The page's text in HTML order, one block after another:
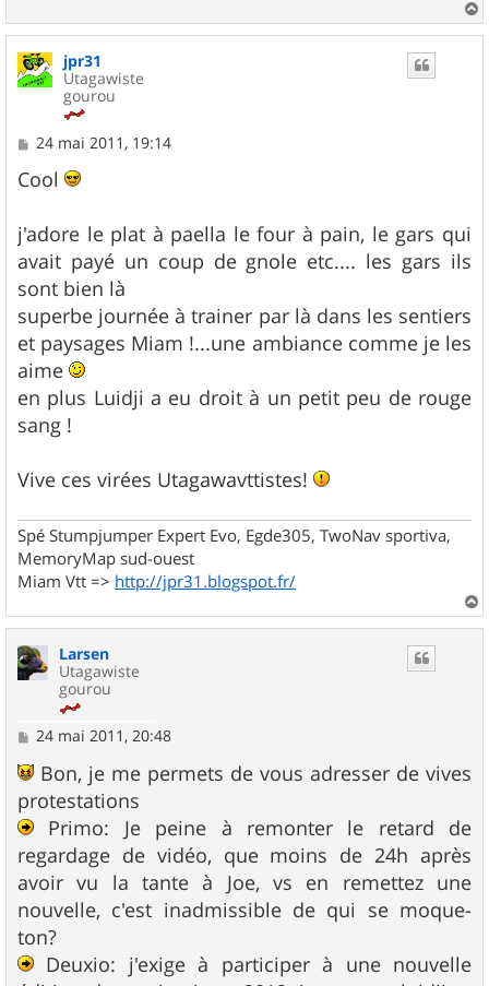
a
u
jpr31
Utagawiste
gourou
M
s
s
g
e
24 mai 2011, 19:14
Cool
j'adore le plat à paella le four à pain, le gars qui
avait payé un coup de gnole etc.... les gars ils
sont bien là
superbe journée à trainer par là dans les sentiers
et paysages Miam !...une ambiance comme je les
aime
en plus Luidji a eu droit à un petit peu de rouge
sang !
Vive ces virées Utagawavttistes!
Spé Stumpjumper Expert Evo, Egde305, TwoNav sportiva,
MemoryMap sud-ouest
Miam Vtt => http://jpr31.blogspot.fr/
a
Larsen
Utagawiste
gourou
M
s
s
a
g
e
24 mai 2011, 20:48
Bon, je me permets de vous adresser de vives
protestations
Primo: Je peine à remonter le retard de
regardage de vidéo, que moins de 24h après
avoir vu la tante à Joe, vs en remettez une
nouvelle, c'est inadmissible de qui se moque-
ton?
Deuxio: j'exige à participer à une nouvelle